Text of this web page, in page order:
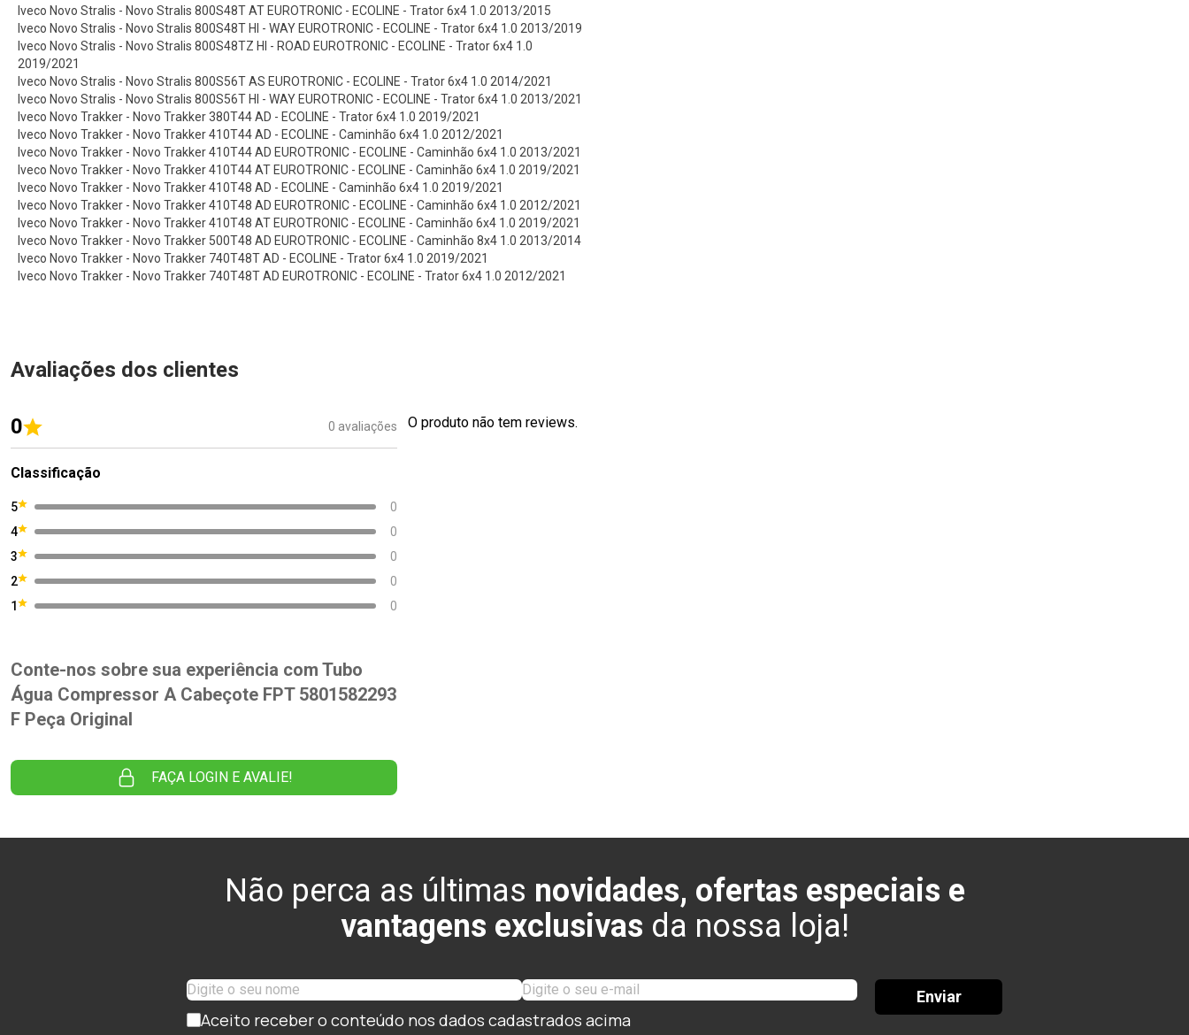
Iveco Novo Stralis - Novo Stralis 800S48T AT EUROTRONIC - ECOLINE - Trator 6x4 1.0 2013/2015
Iveco Novo Stralis - Novo Stralis 800S48T HI - WAY EUROTRONIC - ECOLINE - Trator 6x4 1.0 2013/2019
Iveco Novo Stralis - Novo Stralis 800S48TZ HI - ROAD EUROTRONIC - ECOLINE - Trator 6x4 1.0
2019/2021
Iveco Novo Stralis - Novo Stralis 800S56T AS EUROTRONIC - ECOLINE - Trator 6x4 1.0 2014/2021
Iveco Novo Stralis - Novo Stralis 800S56T HI - WAY EUROTRONIC - ECOLINE - Trator 6x4 1.0 2013/2021
Iveco Novo Trakker - Novo Trakker 380T44 AD - ECOLINE - Trator 6x4 1.0 2019/2021
Iveco Novo Trakker - Novo Trakker 410T44 AD - ECOLINE - Caminhão 6x4 1.0 2012/2021
Iveco Novo Trakker - Novo Trakker 410T44 AD EUROTRONIC - ECOLINE - Caminhão 6x4 1.0 2013/2021
Iveco Novo Trakker - Novo Trakker 410T44 AT EUROTRONIC - ECOLINE - Caminhão 6x4 1.0 2019/2021
Iveco Novo Trakker - Novo Trakker 410T48 AD - ECOLINE - Caminhão 6x4 1.0 2019/2021
Iveco Novo Trakker - Novo Trakker 410T48 AD EUROTRONIC - ECOLINE - Caminhão 6x4 1.0 2012/2021
Iveco Novo Trakker - Novo Trakker 410T48 AT EUROTRONIC - ECOLINE - Caminhão 6x4 1.0 2019/2021
Iveco Novo Trakker - Novo Trakker 500T48 AD EUROTRONIC - ECOLINE - Caminhão 8x4 1.0 2013/2014
Iveco Novo Trakker - Novo Trakker 740T48T AD - ECOLINE - Trator 6x4 1.0 2019/2021
Iveco Novo Trakker - Novo Trakker 740T48T AD EUROTRONIC - ECOLINE - Trator 6x4 1.0 2012/2021
Avaliações dos clientes
0 0 avaliações
Classificação
5
0
4
0
3
0
2
0
1
0
Conte-nos sobre sua experiência com Tubo
Água Compressor A Cabeçote FPT 5801582293
F Peça Original
FAÇA LOGIN E AVALIE!
O produto não tem reviews.
Não perca as últimas novidades, ofertas especiais e
vantagens exclusivas da nossa loja!
Aceito receber o conteúdo nos dados cadastrados acima
Enviar